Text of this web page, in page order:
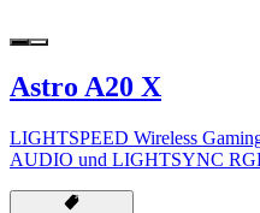
Astro A20 X
LIGHTSPEED Wireless
AUDIO und LIGHTSYNC